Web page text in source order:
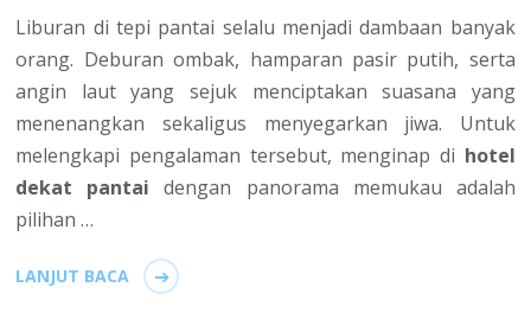
Liburan di tepi pantai selalu menjadi dambaan banyak
orang. Deburan ombak, hamparan pasir putih, serta
angin laut yang sejuk menciptakan suasana yang
menenangkan sekaligus menyegarkan jiwa. Untuk
melengkapi pengalaman tersebut, menginap di hotel
dekat pantai dengan panorama memukau adalah
pilihan …
LANJUT BACA